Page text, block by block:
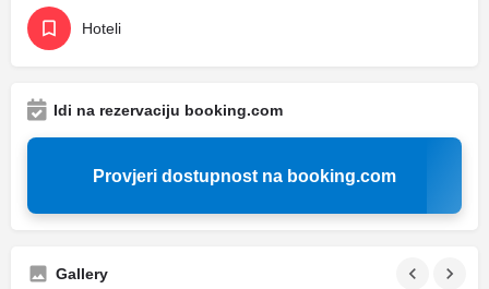
Hoteli
Idi na rezervaciju booking.com
Provjeri dostupnost na booking.com
Gallery